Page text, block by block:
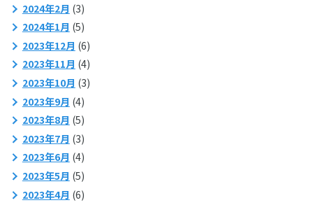
2024年2月 (3)
2024年1月 (5)
2023年12月 (6)
2023年11月 (4)
2023年10月 (3)
2023年9月 (4)
2023年8月 (5)
2023年7月 (3)
2023年6月 (4)
2023年5月 (5)
2023年4月 (6)